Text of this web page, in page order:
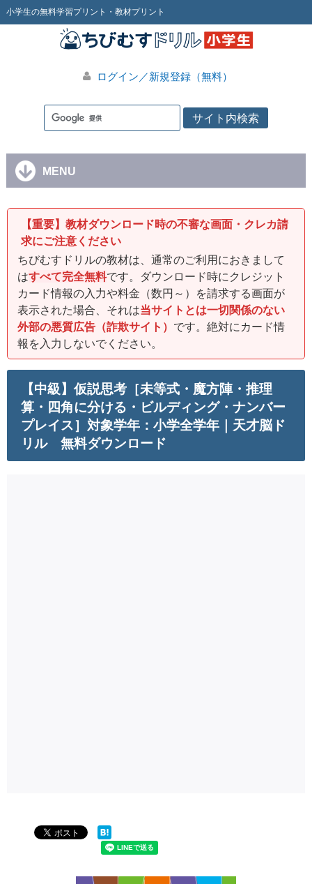
小学生の無料学習プリント・教材プリント
ログイン／新規登録（無料）
MENU
【重要】教材ダウンロード時の不審な画面・クレカ請
求にご注意ください
ちびむすドリルの教材は、通常のご利用におきまして
はすべて完全無料です。ダウンロード時にクレジット
カード情報の入力や料金（数円～）を請求する画面が
表示された場合、それは当サイトとは一切関係のない
外部の悪質広告（詐欺サイト） です。絶対にカード情
報を入力しないでください。
【中級】仮説思考［未等式・魔方陣・推理
算・四角に分ける・ビルディング・ナンバー
プレイス］対象学年：小学全学年｜天才脳ド
リル 無料ダウンロード